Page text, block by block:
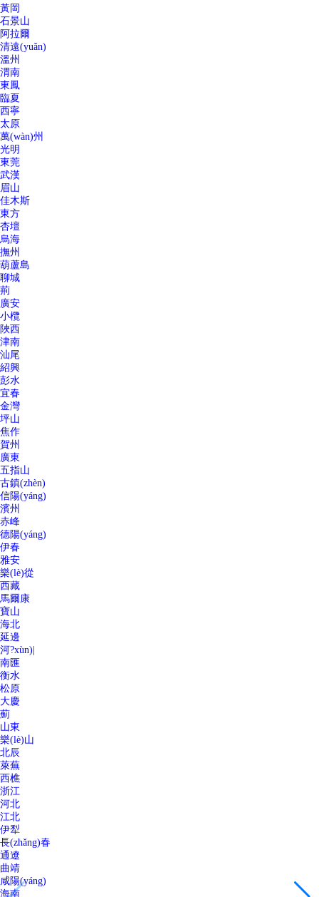
黃岡
石景山
阿拉爾
清遠(yuǎn)
溫州
渭南
東鳳
臨夏
西寧
太原
萬(wàn)州
光明
東莞
武漢
眉山
佳木斯
東方
杏壇
烏海
撫州
葫蘆島
聊城
荊
廣安
小欖
陜西
津南
汕尾
紹興
彭水
宜春
金灣
坪山
焦作
賀州
廣東
五指山
古鎮(zhèn)
信陽(yáng)
濱州
赤峰
德陽(yáng)
伊春
雅安
樂(lè)從
西藏
馬爾康
寶山
海北
延邊
河?xùn)|
南匯
衡水
松原
大慶
薊
山東
樂(lè)山
北辰
萊蕪
西樵
浙江
河北
江北
伊犁
長(zhǎng)春
通遼
曲靖
咸陽(yáng)
海南